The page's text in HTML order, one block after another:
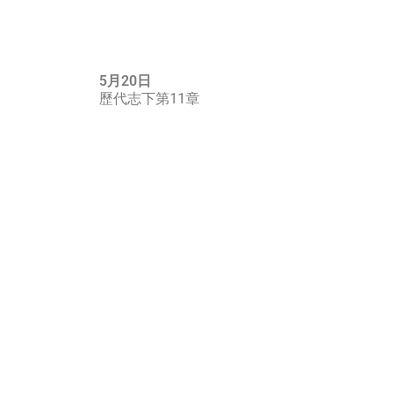
5月20日
歷代志下第11章